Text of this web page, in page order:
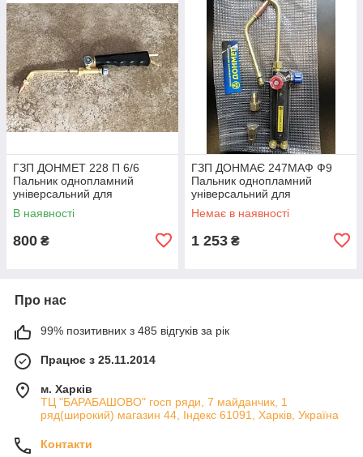
ГЗП ДОНМЕТ 228 П 6/6
Пальник однопламний
універсальний для
газокисневої зварювання
паяння та підігрівання типу
В наявності
800 ₴
ГЗП ДОНМАЄ 247МАФ Ф9
Пальник однопламний
універсальний для
газокисневої зварювання,
паяння та підігрівання типу
Немає в наявності
1 253 ₴
Про нас
99% позитивних з 485 відгуків за рік
Працює з 25.11.2014
м. Харків
ТЦ "БАРАБАШОВО" госп ряди, 7 майданчик, 1
ряд(широкий) магазин 44, Індекс 61091, Харків, Україна
Контакти